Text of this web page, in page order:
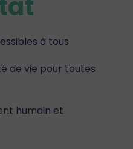
à tous
de vie pour toutes
humain et